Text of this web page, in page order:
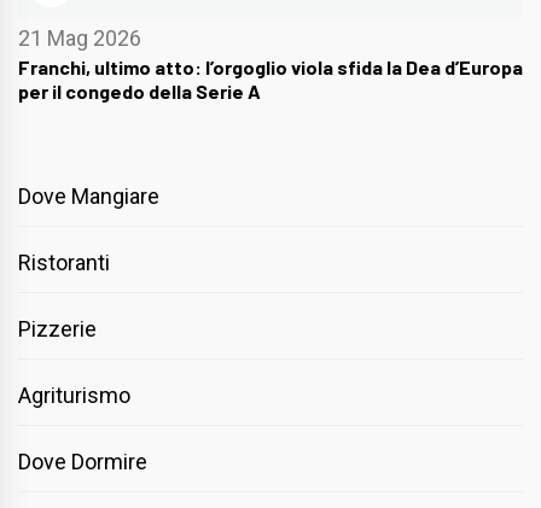
21 Mag 2026
Franchi, ultimo atto: l’orgoglio viola sfida la Dea d’Europa
per il congedo della Serie A
Dove Mangiare
Ristoranti
Pizzerie
Agriturismo
Dove Dormire